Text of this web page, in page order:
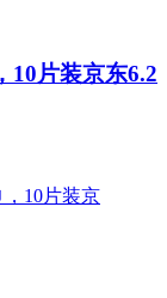
10片装京东6.2